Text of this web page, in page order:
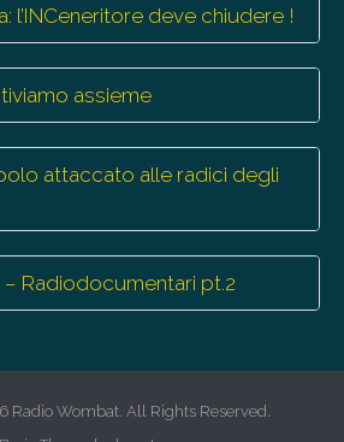
l’INCeneritore deve chiudere !
assieme
attaccato alle radici degli
Radiodocumentari pt.2
Radio Wombat. All Rights Reserved.